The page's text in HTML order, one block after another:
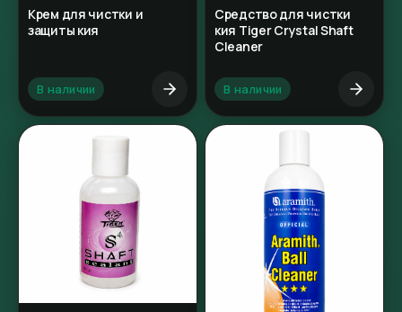
Крем для чистки и
защиты кия
В наличии
Средство для чистки
кия Tiger Crystal Shaft
Cleaner
В наличии